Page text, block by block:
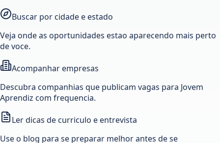
Buscar por cidade e estado
Veja onde as oportunidades estao aparecendo mais perto
de voce.
Acompanhar empresas
Descubra companhias que publicam vagas para Jovem
Aprendiz com frequencia.
Ler dicas de curriculo e entrevista
Use o blog para se preparar melhor antes de se